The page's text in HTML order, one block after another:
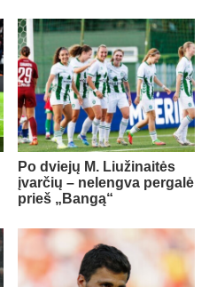
Po dviejų M. Liužinaitės
įvarčių – nelengva pergalė
prieš „Bangą“